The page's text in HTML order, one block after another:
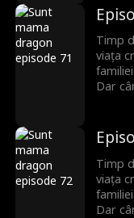
atunci
ținea
Timp
viața
Dar
atunci
ținea
Timp
viața
Dar